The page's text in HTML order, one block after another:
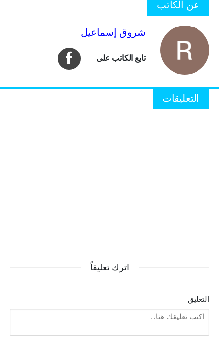
عن الكاتب
شروق إسماعيل
التعليقات
اترك تعليقاً
التعليق